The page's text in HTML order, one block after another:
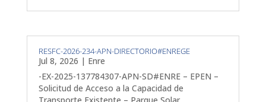
RESFC-2026-234-APN-DIRECTORIO#ENREGE
Jul 8, 2026 | Enre
-EX-2025-137784307-APN-SD#ENRE – EPEN –
Solicitud de Acceso a la Capacidad de